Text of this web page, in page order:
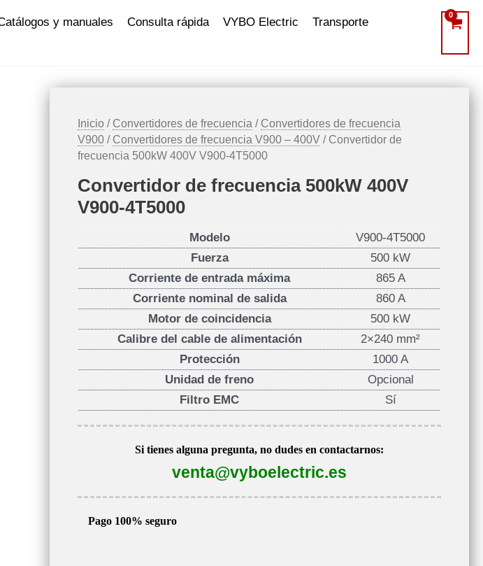
y manuales Consulta rápida VYBO Electric
Transporte
Inicio / Convertidores de frecuencia / Convertidores de frecuencia
V900 / Convertidores de frecuencia V900 – 400V / Convertidor de
frecuencia 500kW 400V V900-4T5000
Convertidor de frecuencia 500kW 400V
V900-4T5000
Modelo
V900-4T5000
Fuerza
500 kW
Corriente de entrada máxima
865 A
Corriente nominal de salida
860 A
Motor de coincidencia
500 kW
Calibre del cable de alimentación
2×240 mm²
Protección
1000 A
Unidad de freno
Opcional
Filtro EMC
Sí
Si tienes alguna pregunta, no dudes en contactarnos:
venta@vyboelectric.es
Pago 100% seguro